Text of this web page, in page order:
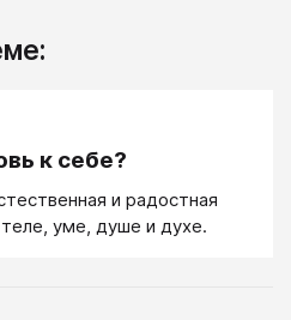
к себе?
и радостная
уме, душе и духе.